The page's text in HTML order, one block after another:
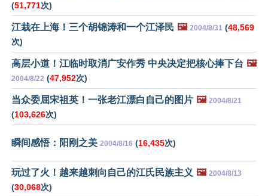
(51,771次)
江栽在上海！三个胡锦涛和一个江泽民 🖼️ 2004/8/31 (48,569
次)
高层小道！江临时取消广安作秀 中央决定把核心捧下台 🖼️
2004/8/22 (47,952次)
当众委屈宋祖英！一张老江漂白自己的图片 🖼️ 2004/8/21
(103,626次)
瞬间感悟：阳刚之美 2004/8/16 (16,435次)
玩过了火！越来越刺向自己的江氏民族主义 🖼️ 2004/8/13
(30,068次)